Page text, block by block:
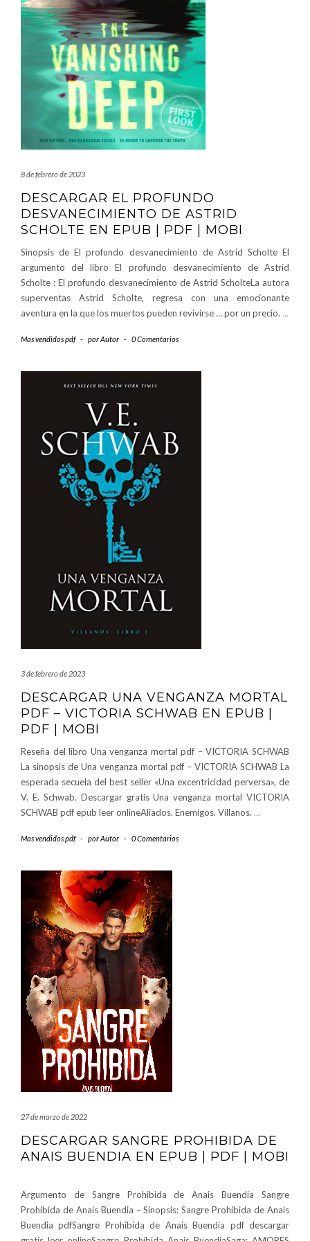
8 de febrero de 2023
DESCARGAR EL PROFUNDO
DESVANECIMIENTO DE ASTRID
SCHOLTE EN EPUB | PDF | MOBI
Sinopsis de El profundo desvanecimiento de Astrid Scholte El
argumento del libro El profundo desvanecimiento de Astrid
Scholte : El profundo desvanecimiento de Astrid ScholteLa autora
superventas Astrid Scholte, regresa con una emocionante
aventura en la que los muertos pueden revivirse … por un precio. …
Mas vendidos pdf - porAutor - 0 Comentarios
3 de febrero de 2023
DESCARGAR UNA VENGANZA MORTAL
PDF – VICTORIA SCHWAB EN EPUB |
PDF | MOBI
Reseña del libro Una venganza mortal pdf – VICTORIA SCHWAB
La sinopsis de Una venganza mortal pdf – VICTORIA SCHWAB La
esperada secuela del best seller «Una excentricidad perversa», de
V. E. Schwab. Descargar gratis Una venganza mortal VICTORIA
SCHWAB pdf epub leer onlineAliados. Enemigos. Villanos. …
Mas vendidos pdf - porAutor - 0 Comentarios
27 de marzo de 2022
DESCARGAR SANGRE PROHIBIDA DE
ANAIS BUENDIA EN EPUB | PDF | MOBI
Argumento de Sangre Prohibida de Anais Buendia Sangre
Prohibida de Anais Buendia – Sinopsis: Sangre Prohibida de Anais
Buendia pdfSangre Prohibida de Anais Buendia pdf descargar